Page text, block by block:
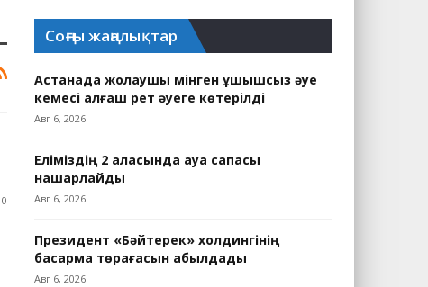
0
Соңғы жаңалықтар
Астанада жолаушы мінген ұшқышсыз әуе
кемесі алғаш рет әуеге көтерілді
Авг 6, 2026
Еліміздің 2 қаласында ауа сапасы
нашарлайды
Авг 6, 2026
Президент «Бәйтерек» холдингінің
басқарма төрағасын қабылдады
Авг 6, 2026